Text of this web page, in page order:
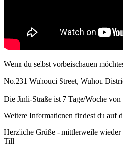
Wenn du selbst vorbeischauen
No.231 Wuhouci Street, Wuhou
Die Jinli-Straße ist 7 Tage/Woche
Weitere Informationen findest du auf
Herzliche Grüße - mittlerweile wieder
Till